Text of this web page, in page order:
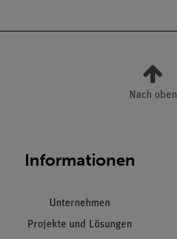
Nach oben
Informationen
Unternehmen
Projekte und Lösungen